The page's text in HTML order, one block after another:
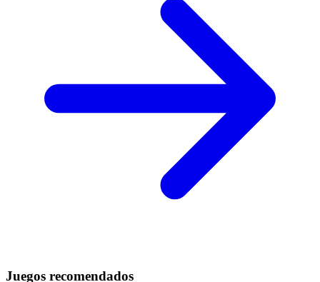
Juegos recomendados